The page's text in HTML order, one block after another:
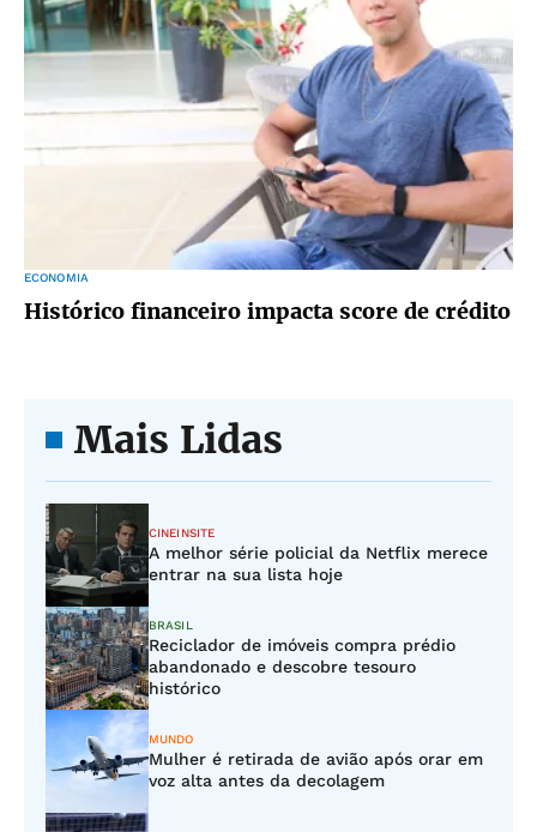
ECONOMIA
Histórico financeiro impacta score de crédito
Mais Lidas
CINEINSITE
A melhor série policial da Netflix merece
entrar na sua lista hoje
BRASIL
Reciclador de imóveis compra prédio
abandonado e descobre tesouro
histórico
MUNDO
Mulher é retirada de avião após orar em
voz alta antes da decolagem